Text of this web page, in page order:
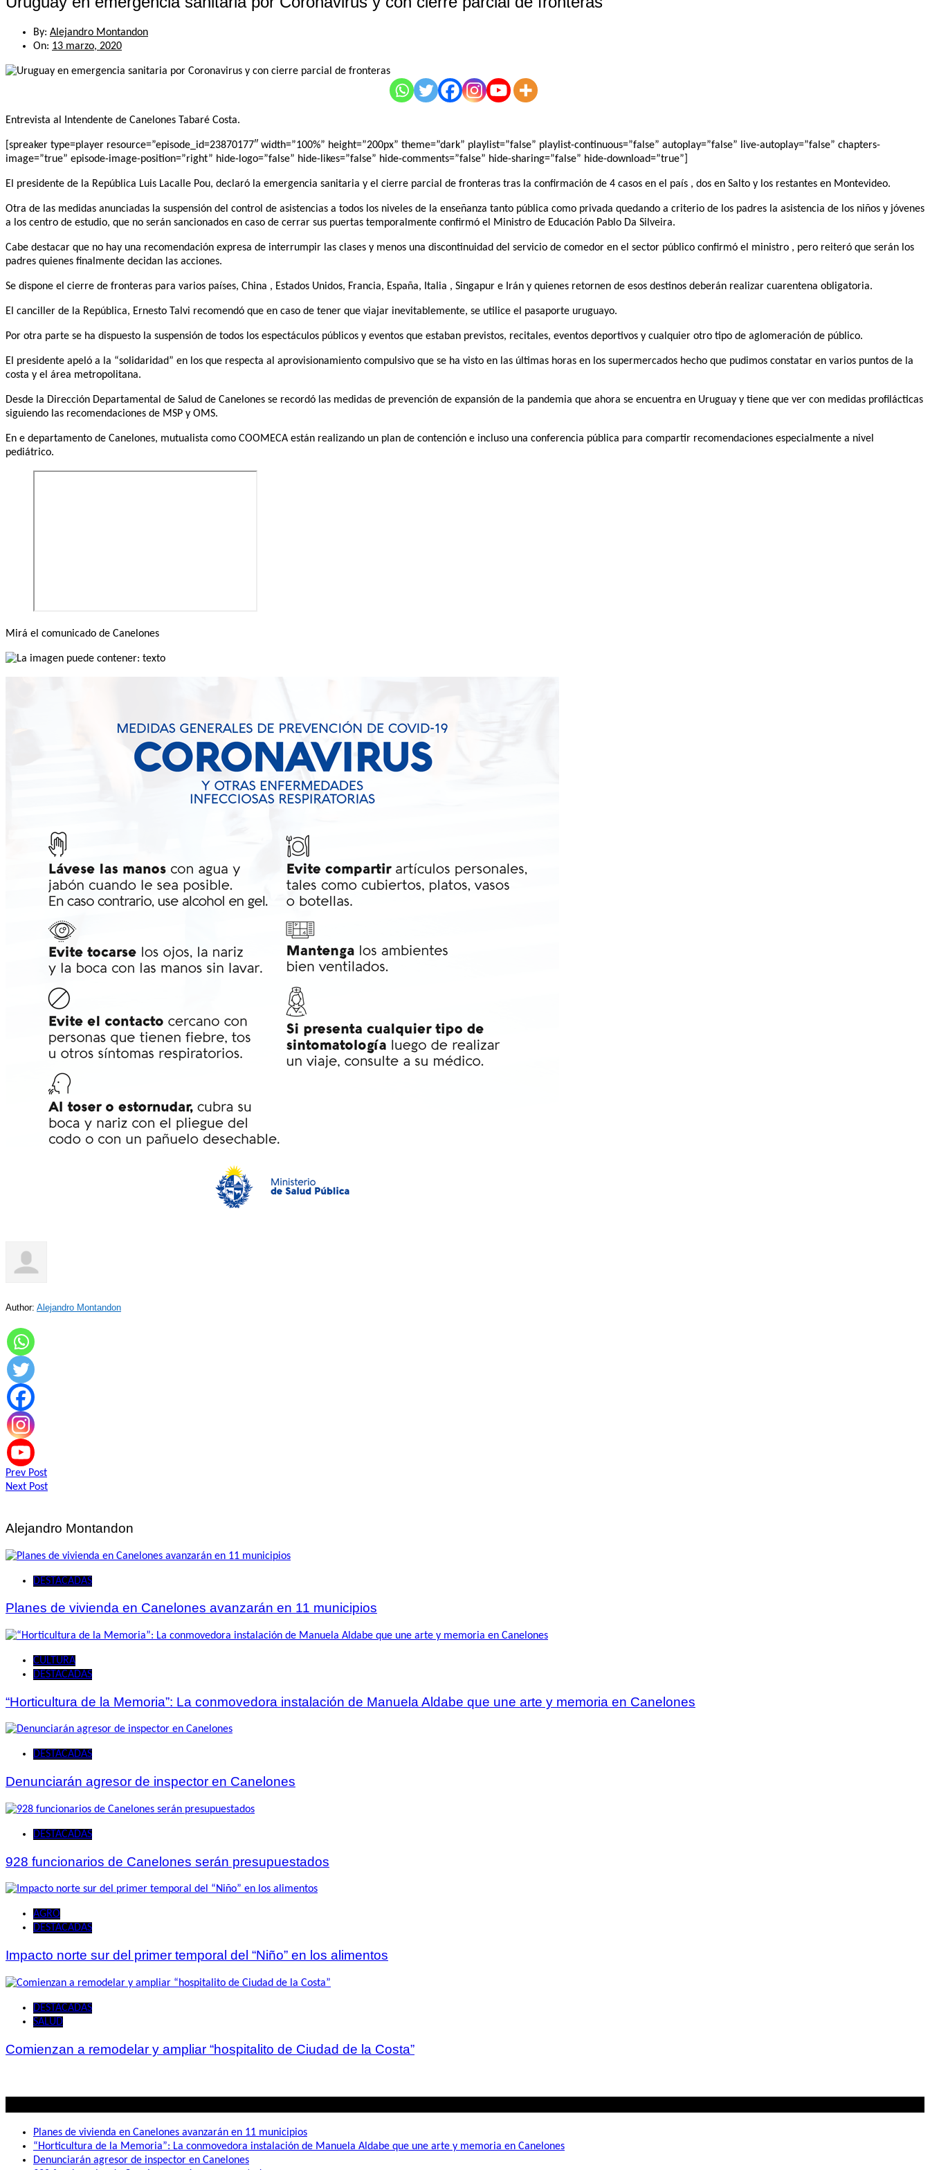
By: Alejandro Montandon
On: 13 marzo, 2020
Entrevista al Intendente de Canelones Tabaré Costa.
[spreaker type=player resource=”episode_id=23870177″ width=”100%” height=”200px” theme=”dark” playlist=”false” playlist-continuous=”false” autoplay=”false” live-autoplay=”false” chapters-
image=”true” episode-image-position=”right” hide-logo=”false” hide-likes=”false” hide-comments=”false” hide-sharing=”false” hide-download=”true”]
El presidente de la República Luis Lacalle Pou, declaró la emergencia sanitaria y el cierre parcial de fronteras tras la confirmación de 4 casos en el país , dos en Salto y los restantes en Montevideo.
Otra de las medidas anunciadas la suspensión del control de asistencias a todos los niveles de la enseñanza tanto pública como privada quedando a criterio de los padres la asistencia de los niños y jóvenes
a los centro de estudio, que no serán sancionados en caso de cerrar sus puertas temporalmente confirmó el Ministro de Educación Pablo Da Silveira.
Cabe destacar que no hay una recomendación expresa de interrumpir las clases y menos una discontinuidad del servicio de comedor en el sector público confirmó el ministro , pero reiteró que serán los
padres quienes finalmente decidan las acciones.
Se dispone el cierre de fronteras para varios países, China , Estados Unidos, Francia, España, Italia , Singapur e Irán y quienes retornen de esos destinos deberán realizar cuarentena obligatoria.
El canciller de la República, Ernesto Talvi recomendó que en caso de tener que viajar inevitablemente, se utilice el pasaporte uruguayo.
Por otra parte se ha dispuesto la suspensión de todos los espectáculos públicos y eventos que estaban previstos, recitales, eventos deportivos y cualquier otro tipo de aglomeración de público.
El presidente apeló a la “solidaridad” en los que respecta al aprovisionamiento compulsivo que se ha visto en las últimas horas en los supermercados hecho que pudimos constatar en varios puntos de la
costa y el área metropolitana.
Desde la Dirección Departamental de Salud de Canelones se recordó las medidas de prevención de expansión de la pandemia que ahora se encuentra en Uruguay y tiene que ver con medidas profilácticas
siguiendo las recomendaciones de MSP y OMS.
En e departamento de Canelones, mutualista como COOMECA están realizando un plan de contención e incluso una conferencia pública para compartir recomendaciones especialmente a nivel
pediátrico.
Mirá el comunicado de Canelones
Author: Alejandro Montandon
Navegación
de
Prev Post
Next Post
Alejandro Montandon
DESTACADAS
Planes de vivienda en Canelones avanzarán en 11 municipios
CULTURA
DESTACADAS
“Horticultura de la Memoria”: La conmovedora instalación de Manuela Aldabe que une arte y memoria en Canelones
DESTACADAS
Denunciarán agresor de inspector en Canelones
DESTACADAS
928 funcionarios de Canelones serán presupuestados
AGRO
DESTACADAS
Impacto norte sur del primer temporal del “Niño” en los alimentos
DESTACADAS
SALUD
Comienzan a remodelar y ampliar “hospitalito de Ciudad de la Costa”
Planes de vivienda en Canelones avanzarán en 11 municipios
“Horticultura de la Memoria”: La conmovedora instalación de Manuela Aldabe que une arte y memoria en Canelones
Denunciarán agresor de inspector en Canelones